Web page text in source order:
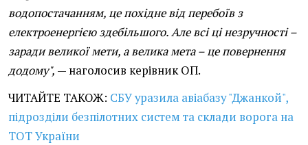
водопостачанням, це похідне від перебоїв з
електроенергією здебільшого. Але всі ці незручності –
заради великої мети, а велика мета – це повернення
додому", — наголосив керівник ОП.
ЧИТАЙТЕ ТАКОЖ: СБУ уразила авіабазу "Джанкой",
підрозділи безпілотних систем та склади ворога на
ТОТ України